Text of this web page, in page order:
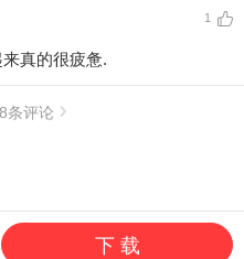
1
真的很疲惫.
条评论
下 载